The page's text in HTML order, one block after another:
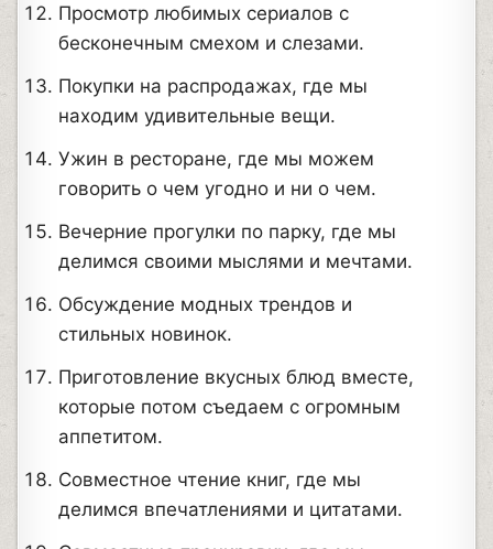
Просмотр любимых сериалов с
бесконечным смехом и слезами.
Покупки на распродажах, где мы
находим удивительные вещи.
Ужин в ресторане, где мы можем
говорить о чем угодно и ни о чем.
Вечерние прогулки по парку, где мы
делимся своими мыслями и мечтами.
Обсуждение модных трендов и
стильных новинок.
Приготовление вкусных блюд вместе,
которые потом съедаем с огромным
аппетитом.
Совместное чтение книг, где мы
делимся впечатлениями и цитатами.